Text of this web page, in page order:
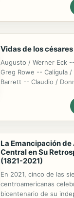
los juegos de poder de
Vidas de los césares
Augusto / Werner Eck
Greg Rowe -- Calígula
Barrett -- Claudio /
Vespasiano / Barbara
Adriano / Mary T.
Marco Aurelio /
Diocleciano / Simon
Constantino / Noel
Justiniano / James Allan
La Emancipación de
Central en Su
(1821-2021)
En 2021, cinco de las
centroamericanas
bicentenario de su